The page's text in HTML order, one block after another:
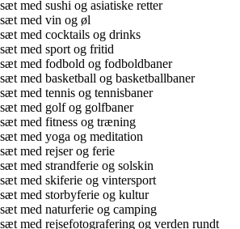
med sushi og asiatiske retter
med vin og øl
med cocktails og drinks
med sport og fritid
med fodbold og fodboldbaner
med basketball og basketballbaner
med tennis og tennisbaner
med golf og golfbaner
med fitness og træning
med yoga og meditation
med rejser og ferie
med strandferie og solskin
med skiferie og vintersport
med storbyferie og kultur
med naturferie og camping
med rejsefotografering og verden rundt